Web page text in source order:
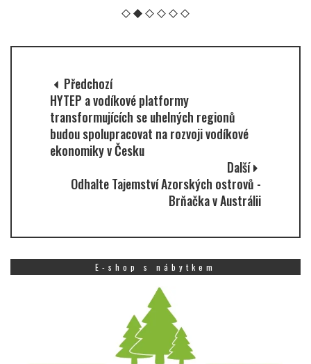
Předchozí
HYTEP a vodíkové platformy
transformujících se uhelných regionů
budou spolupracovat na rozvoji vodíkové
ekonomiky v Česku
Další
Odhalte Tajemství Azorských ostrovů -
Brňačka v Austrálii
E-shop s nábytkem